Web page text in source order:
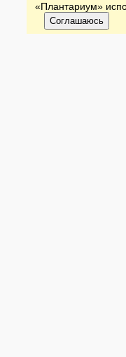
«Плантариум»
Соглашаюсь